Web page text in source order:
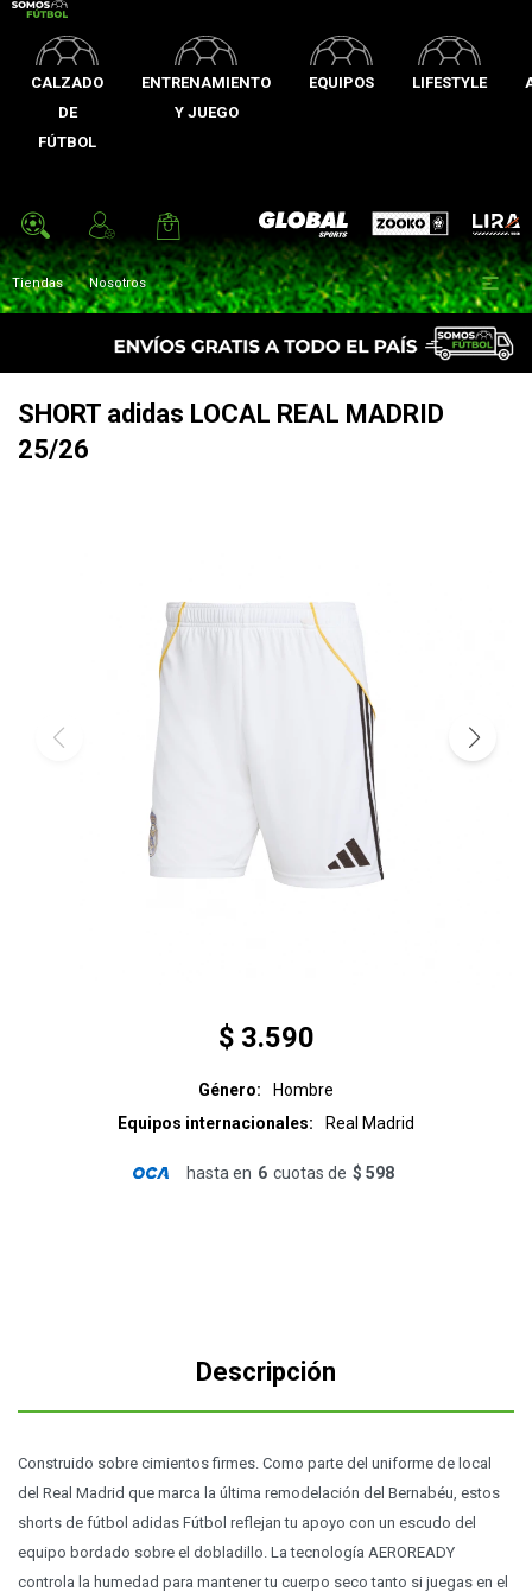
CALZADO
DE
FÚTBOL
ENTRENAMIENTO
Y JUEGO
EQUIPOS LIFESTYLE
Global Sports Zooko Lira
Tiendas Nosotros 
SHORT adidas LOCAL REAL MADRID
25/26
$ 3.590
Género
Hombre
Equipos internacionales
Real Madrid
hasta en 6 cuotas de $ 598
Descripción
Construido sobre cimientos firmes. Como parte del uniforme de local
del Real Madrid que marca la última remodelación del Bernabéu, estos
shorts de fútbol adidas Fútbol reflejan tu apoyo con un escudo del
equipo bordado sobre el dobladillo. La tecnología AEROREADY
controla la humedad para mantener tu cuerpo seco tanto si juegas en el